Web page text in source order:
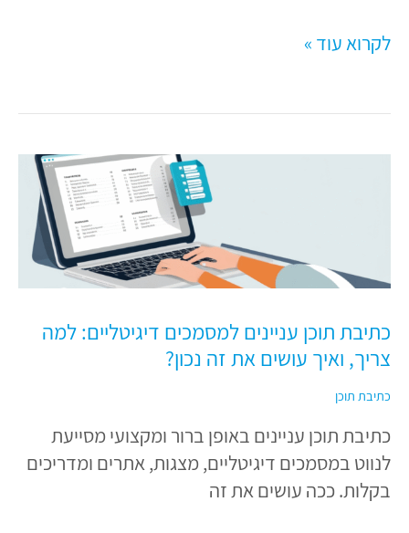
לקרוא עוד »
כתיבת תוכן עניינים למסמכים דיגיטליים: למה
צריך, ואיך עושים את זה נכון?
כתיבת תוכן
כתיבת תוכן עניינים באופן ברור ומקצועי מסייעת
לנווט במסמכים דיגיטליים, מצגות, אתרים ומדריכים
בקלות. ככה עושים את זה
דיגיטליים:
צריך,
ואיך
זה
נכון?